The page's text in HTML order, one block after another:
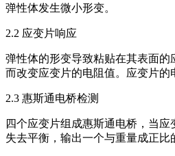
弹性体发生微小形变。
2.2 应变片响应
弹性体的形变导致粘贴在其表面的
而改变应变片的电阻值。应变片的
2.3 惠斯通电桥检测
四个应变片组成惠斯通电桥，当
失去平衡，输出一个与重量成正比